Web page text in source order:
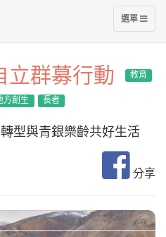
展
開
選
選單
立群募行動 教育
方創生 長者
型與青銀樂齡共好生活
分享